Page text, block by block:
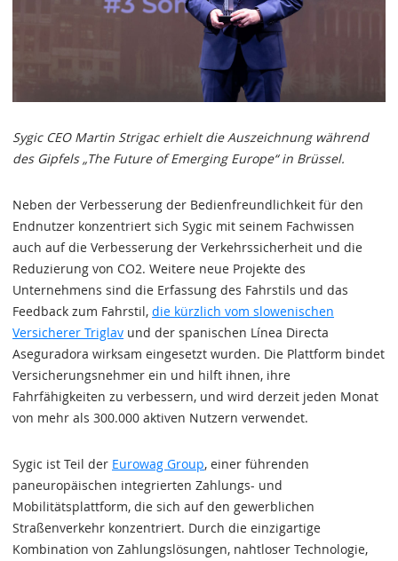
Sygic CEO Martin Strigac erhielt die Auszeichnung während
des Gipfels „The Future of Emerging Europe“ in Brüssel.
Neben der Verbesserung der Bedienfreundlichkeit für den
Endnutzer konzentriert sich Sygic mit seinem Fachwissen
auch auf die Verbesserung der Verkehrssicherheit und die
Reduzierung von CO2. Weitere neue Projekte des
Unternehmens sind die Erfassung des Fahrstils und das
Feedback zum Fahrstil, die kürzlich vom slowenischen
Versicherer Triglav und der spanischen Línea Directa
Aseguradora wirksam eingesetzt wurden. Die Plattform bindet
Versicherungsnehmer ein und hilft ihnen, ihre
Fahrfähigkeiten zu verbessern, und wird derzeit jeden Monat
von mehr als 300.000 aktiven Nutzern verwendet.
Sygic ist Teil der Eurowag Group, einer führenden
paneuropäischen integrierten Zahlungs- und
Mobilitätsplattform, die sich auf den gewerblichen
Straßenverkehr konzentriert. Durch die einzigartige
Kombination von Zahlungslösungen, nahtloser Technologie,